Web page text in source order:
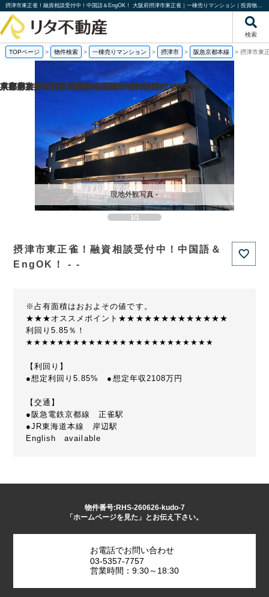
摂津市東正雀！融資相談受付中！中国語＆EngOK！ 大阪府摂津市東正雀｜一棟売りマンション｜投資物件や収益物件｜株式会社リタ不動産
検索
TOPページ > 物件検索 > 一棟売りマンション > 摂津市 > 阪急京都本線 > 摂津市東
1/1
現地外観写真 -
摂津市東正雀！融資相談受付中！中国語＆
EngOK！ - -
※占有面積はおおよその値です。
★★★オススメポイント★★★★★★★★★★★★★
利回り5.85％！
★★★★★★★★★★★★★★★★★★★★★★★★
【利回り】
●想定利回り5.85% ●想定年収2108万円
【交通】
●阪急電鉄京都線 正雀駅
●JR東海道本線 岸辺駅
English available
物件番号:RHS-260626-kudo-7
「ホームページを見た」とお伝え下さい。
お電話でお問い合わせ
03-5357-7757
営業時間：9:30～18:30
京都府京都市西京区嵐山谷ケ辻子町の一棟売りアパート
京都府京都市右京区西院南高田町の一棟売りマンション
兵庫県神戸市西区南別府4丁目の一棟売りマンション
東京都文京区関口1丁目の1棟売りビル